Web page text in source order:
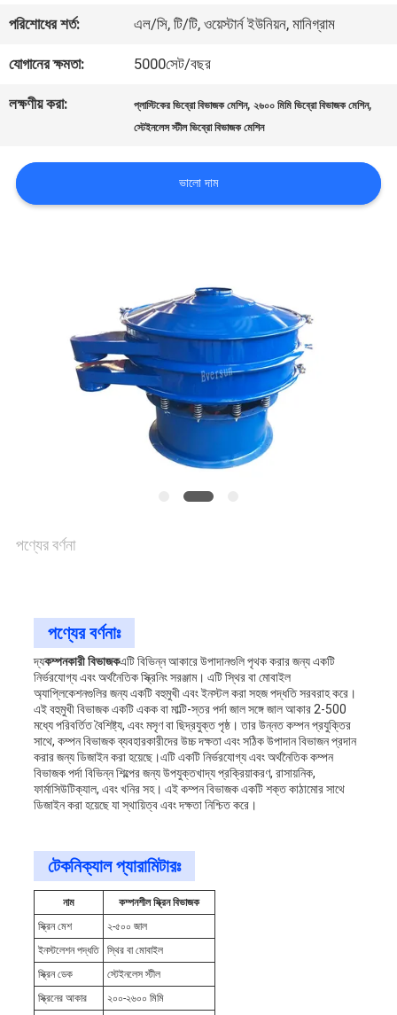
নিয়ন্ত্রণ
উদ্ধৃতির
সাইটম্যাপ
গোপনীয়তা
পরিশোধের শর্ত: এল/সি, টি/টি, ওয়েস্টার্ন ইউনিয়ন, মানিগ্রাম
যোগানের ক্ষমতা: 5000সেট/বছর
লক্ষণীয় করা: প্লাস্টিকের ভিব্রো বিভাজক মেশিন,২৬০০ মিমি ভিব্রো বিভাজক মেশিন,
স্টেইনলেস স্টীল ভিব্রো বিভাজক মেশিন
ভালো দাম
পণ্যের বর্ণনা
পণ্যের বর্ণনাঃ
দ্যকম্পনকারী বিভাজকএটি বিভিন্ন আকারে উপাদানগুলি পৃথক করার জন্য একটি
নির্ভরযোগ্য এবং অর্থনৈতিক স্ক্রিনিং সরঞ্জাম। এটি স্থির বা মোবাইল
অ্যাপ্লিকেশনগুলির জন্য একটি বহুমুখী এবং ইনস্টল করা সহজ পদ্ধতি সরবরাহ করে।
এই বহুমুখী বিভাজক একটি একক বা মাল্টি-স্তর পর্দা জাল সঙ্গে জাল আকার 2-500
মধ্যে পরিবর্তিত বৈশিষ্ট্য, এবং মসৃণ বা ছিদ্রযুক্ত পৃষ্ঠ। তার উন্নত কম্পন প্রযুক্তির
সাথে, কম্পন বিভাজক ব্যবহারকারীদের উচ্চ দক্ষতা এবং সঠিক উপাদান বিভাজন প্রদান
করার জন্য ডিজাইন করা হয়েছে।এটি একটি নির্ভরযোগ্য এবং অর্থনৈতিক কম্পন
বিভাজক পর্দা বিভিন্ন শিল্পের জন্য উপযুক্তখাদ্য প্রক্রিয়াকরণ, রাসায়নিক,
ফার্মাসিউটিক্যাল, এবং খনির সহ। এই কম্পন বিভাজক একটি শক্ত কাঠামোর সাথে
ডিজাইন করা হয়েছে যা স্থায়িত্ব এবং দক্ষতা নিশ্চিত করে।
টেকনিক্যাল প্যারামিটারঃ
নাম
কম্পনশীল স্ক্রিন বিভাজক
স্ক্রিন মেশ
২-৫০০ জাল
ইনস্টলেশন পদ্ধতি
স্থির বা মোবাইল
স্ক্রিন ডেক
স্টেইনলেস স্টীল
স্ক্রিনের আকার
২০০-২৬০০ মিমি